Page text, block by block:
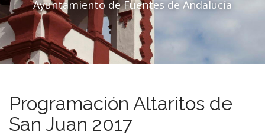
Ayuntamiento de Fuentes de Andalucía
Programación Altaritos de
San Juan 2017